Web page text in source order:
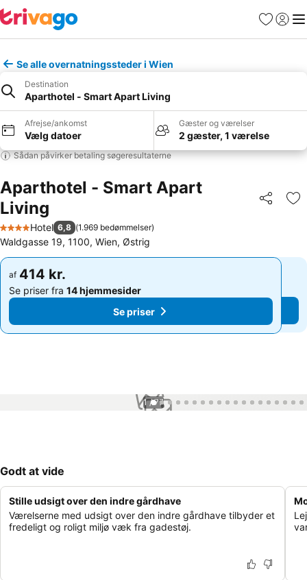
Favoritter
Log ind
Se alle overnatningssteder i Wien
Destination
Aparthotel - Smart Apart Living
Afrejse/ankomst
Vælg datoer
Gæster og værelser
2 gæster, 1 værelse
Sådan påvirker betaling søgeresultaterne
Aparthotel - Smart Apart
Living
Del
4 Stjerner
Hotel 6,8 (1.969 bedømmelser)
Waldgasse 19, 1100, Wien, Østrig
af 414 kr.
Se priser fra 14 hjemmesider
Se priser
af 414 kr.
Se priser fra 14 hjemmesider
Se priser
1 / 77
Godt at vide
Stille udsigt over den indre gårdhave
Værelserne med udsigt over den indre gårdhave tilbyder et
fredeligt og roligt miljø væk fra gadestøj.